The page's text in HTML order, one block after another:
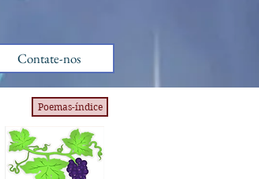
Contate-nos
Poemas-índice